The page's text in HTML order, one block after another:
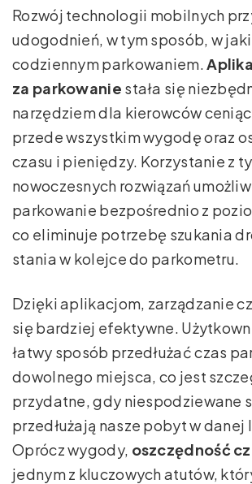
Rozwój technologii mobilnych
udogodnień, w tym sposób, w
codziennym parkowaniem.
za parkowanie stała się
narzędziem dla kierowców
przede wszystkim wygodę oraz
czasu i pieniędzy. Korzystanie z
nowoczesnych rozwiązań
parkowanie bezpośrednio z
co eliminuje potrzebę szukania
stania w kolejce do parkometru.
Dzięki aplikacjom, zarządzanie
się bardziej efektywne.
łatwy sposób przedłużać czas
dowolnego miejsca, co jest
przydatne, gdy niespodziewane
przedłużają nasze pobyt w
Oprócz wygody, oszczędność
jednym z kluczowych atutów,